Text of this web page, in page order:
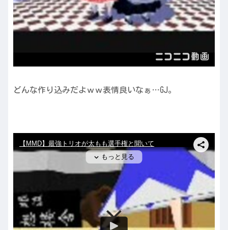
どんな作り込みだよｗｗ表情良いなぁ…GJ。